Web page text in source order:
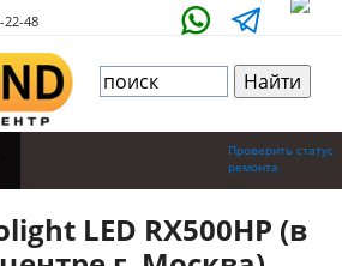
22-48
Проверить статус
ремонта
LED RX500HP (в